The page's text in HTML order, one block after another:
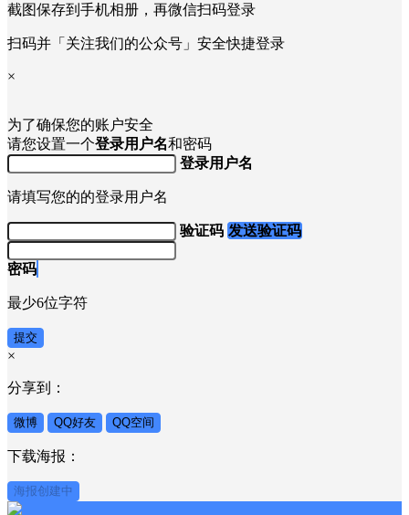
截图保存到手机相册，再微信扫码登录
扫码并「关注我们的公众号」安全快捷登录
×
为了确保您的账户安全
请您设置一个登录用户名和密码
登录用户名
请填写您的的登录用户名
验证码 发送验证码
密码
最少6位字符
提交
×
分享到：
微博 QQ好友 QQ空间
下载海报：
海报创建中